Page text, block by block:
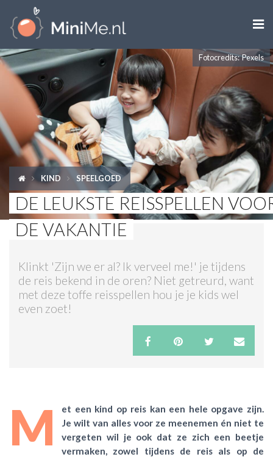

ZWANGER WORDEN
ZWANGER
PEUTER
KIND
LIFESTYLE
SHOPS
ACTIES & KORTING
Fotocredits: Pexels
KIND SPEELGOED
DE LEUKSTE REISSPELLEN
DE VAKANTIE
Klinkt 'Zijn we er al? Ik verveel me!' je tijdens
de reis bekend in de oren? Niet getreurd, want
met deze toffe reisspellen hou je je kids wel
even zoet!
M
et een kind op reis kan een hele opgave zijn.
Je wilt van alles voor ze meenemen én niet te
vergeten wil je ook dat ze zich een beetje
vermaken, zowel tijdens de reis als op de